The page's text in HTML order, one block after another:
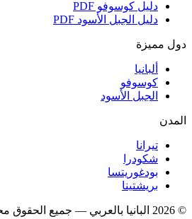
دليل كوسوفو PDF
دليل الجبل الأسود PDF
دول مميزة
ألبانيا
كوسوفو
الجبل الأسود
المدن
تيرانا
شكودرا
بودغوريتسا
بريشتينا
© 2026 البانيا بالعربي — جميع الحقوق محفوظة